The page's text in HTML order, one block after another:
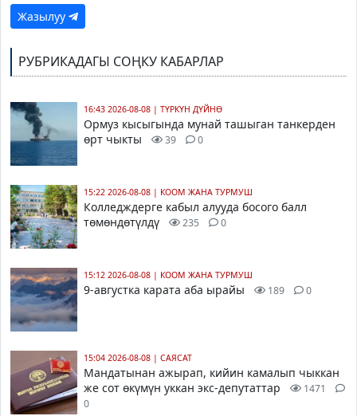
Жазылуу
РУБРИКАДАГЫ СОҢКУ КАБАРЛАР
16:43 2026-08-08 | ТҮРКҮН ДҮЙНӨ
Ормуз кысыгында мунай ташыган танкерден
өрт чыкты
39 0
15:22 2026-08-08 | КООМ ЖАНА ТУРМУШ
Колледждерге кабыл алууда босого балл
төмөндөтүлдү
235 0
15:12 2026-08-08 | КООМ ЖАНА ТУРМУШ
9-августка карата аба ырайы 189 0
15:04 2026-08-08 | САЯСАТ
Мандатынан ажырап, кийин камалып чыккан
же сот өкүмүн уккан экс-депутаттар
1471
0